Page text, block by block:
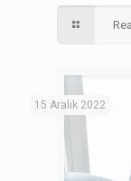
15 Aralık 2022